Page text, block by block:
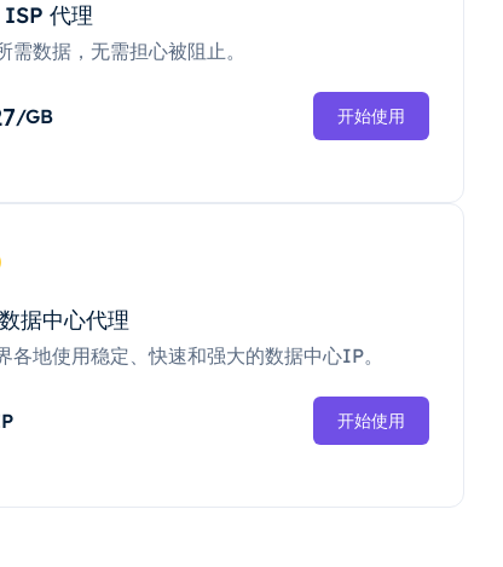
ISP 代理
需数据，无需担心被阻止。
/GB 开始使用
据中心代理
各地使用稳定、快速和强大的数据中心IP。
开始使用